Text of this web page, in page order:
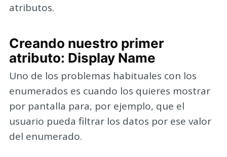
atributos.
Creando nuestro primer
atributo: Display Name
Uno de los problemas habituales con los
enumerados es cuando los quieres mostrar
por pantalla para, por ejemplo, que el
usuario pueda filtrar los datos por ese valor
del enumerado.